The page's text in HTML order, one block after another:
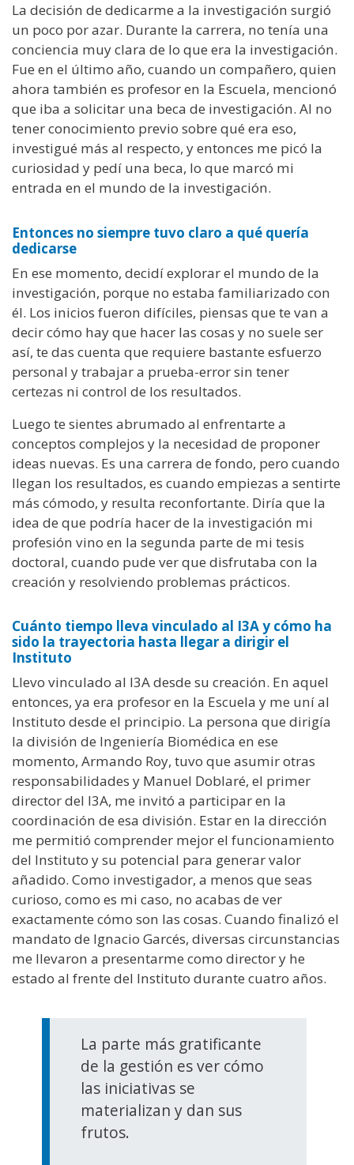
La decisión de dedicarme a la investigación surgió
un poco por azar. Durante la carrera, no tenía una
conciencia muy clara de lo que era la investigación.
Fue en el último año, cuando un compañero, quien
ahora también es profesor en la Escuela, mencionó
que iba a solicitar una beca de investigación. Al no
tener conocimiento previo sobre qué era eso,
investigué más al respecto, y entonces me picó la
curiosidad y pedí una beca, lo que marcó mi
entrada en el mundo de la investigación.
Entonces no siempre tuvo claro a qué quería
dedicarse
En ese momento, decidí explorar el mundo de la
investigación, porque no estaba familiarizado con
él. Los inicios fueron difíciles, piensas que te van a
decir cómo hay que hacer las cosas y no suele ser
así, te das cuenta que requiere bastante esfuerzo
personal y trabajar a prueba-error sin tener
certezas ni control de los resultados.
Luego te sientes abrumado al enfrentarte a
conceptos complejos y la necesidad de proponer
ideas nuevas. Es una carrera de fondo, pero cuando
llegan los resultados, es cuando empiezas a sentirte
más cómodo, y resulta reconfortante. Diría que la
idea de que podría hacer de la investigación mi
profesión vino en la segunda parte de mi tesis
doctoral, cuando pude ver que disfrutaba con la
creación y resolviendo problemas prácticos.
Cuánto tiempo lleva vinculado al I3A y cómo ha
sido la trayectoria hasta llegar a dirigir el
Instituto
Llevo vinculado al I3A desde su creación. En aquel
entonces, ya era profesor en la Escuela y me uní al
Instituto desde el principio. La persona que dirigía
la división de Ingeniería Biomédica en ese
momento, Armando Roy, tuvo que asumir otras
responsabilidades y Manuel Doblaré, el primer
director del I3A, me invitó a participar en la
coordinación de esa división. Estar en la dirección
me permitió comprender mejor el funcionamiento
del Instituto y su potencial para generar valor
añadido. Como investigador, a menos que seas
curioso, como es mi caso, no acabas de ver
exactamente cómo son las cosas. Cuando finalizó el
mandato de Ignacio Garcés, diversas circunstancias
me llevaron a presentarme como director y he
estado al frente del Instituto durante cuatro años.
La parte más gratificante
de la gestión es ver cómo
las iniciativas se
materializan y dan sus
frutos.